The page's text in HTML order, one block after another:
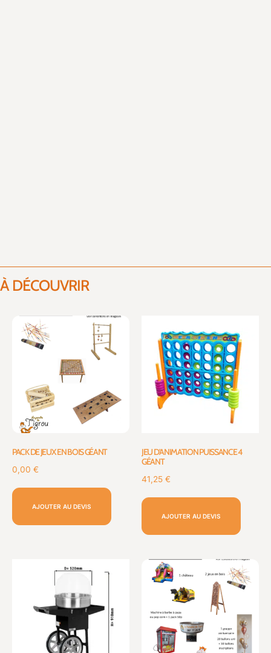
À DÉCOUVRIR
PACK DE JEUX EN BOIS GÉANT
0,00 €
AJOUTER AU DEVIS
JEU D’ANIMATION PUISSANCE 4
GÉANT
41,25 €
AJOUTER AU DEVIS